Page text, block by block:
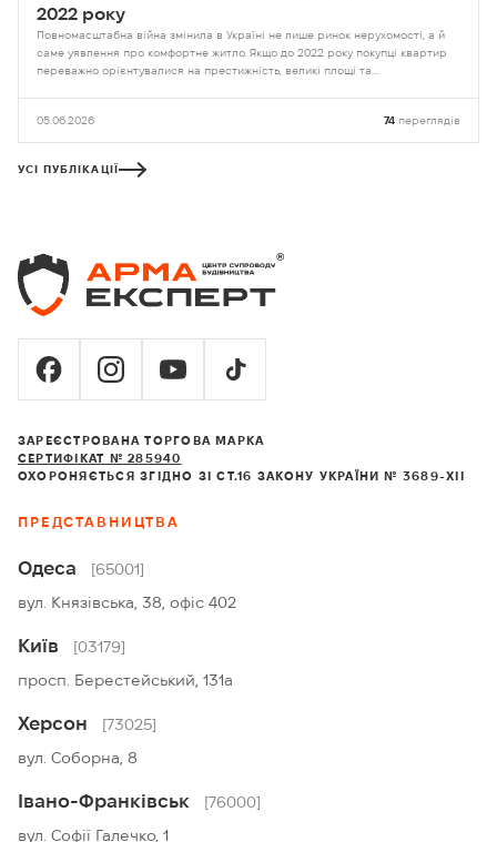
2022 року
Повномасштабна війна змінила в Україні не лише ринок нерухомості, а й
саме уявлення про комфортне житло. Якщо до 2022 року покупці квартир
переважно орієнтувалися на престижність, великі площі та…
05.06.2026 74 переглядів
УСІ ПУБЛІКАЦІЇ
ЗАРЕЄСТРОВАНА ТОРГОВА МАРКА
СЕРТИФІКАТ № 285940
ОХОРОНЯЄТЬСЯ ЗГІДНО ЗІ СТ.16 ЗАКОНУ УКРАЇНИ № 3689-XII
ПРЕДСТАВНИЦТВА
Одеса
[65001]
вул. Князівська, 38, офіс 402
Київ
[03179]
просп. Берестейський, 131а
Херсон
[73025]
вул. Соборна, 8
Івано-Франківськ
[76000]
вул. Софії Галечко, 1